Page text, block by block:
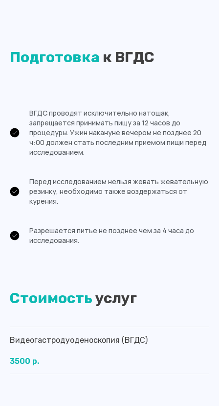
Подготовка к ВГДС
ВГДС проводят исключительно натощак,
запрещается принимать пищу за 12 часов до
процедуры. Ужин накануне вечером не позднее 20
ч:00 должен стать последним приемом пищи перед
исследованием.
Перед исследованием нельзя жевать жевательную
резинку, необходимо также воздержаться от
курения.
Разрешается питье не позднее чем за 4 часа до
исследования.
Стоимостьуслуг
Видеогастродуоденоскопия (ВГДС)
3500 р.
наших услугах и специалистах
8 (4012) 988-377